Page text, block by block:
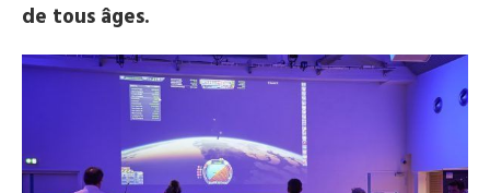
de tous âges.